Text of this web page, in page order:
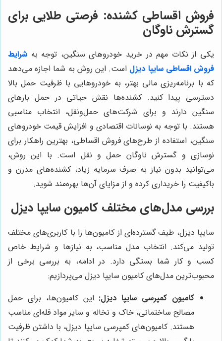
فروش اقساطی کشنده: فرصتی طلایی برای
گسترش ناوگان
یکی از نکات مهم در خرید خودروهای سنگین، توجه به شرایط
فروش اقساطی سایپا دیزل است. این روش به شما اجازه می‌دهد
که با برنامه‌ریزی مالی بهتر، به خودروهایی با ظرفیت حمل بالا
دسترسی پیدا کنید. کشنده‌ها نقش حیاتی در حمل بارهای
سنگین دارند و برای شرکت‌های حمل‌ونقل، انتخاب مناسبی
هستند. با توجه به نوسانات اقتصادی و افزایش قیمت خودروهای
سنگین، استفاده از طرح‌های فروش اقساطی، بهترین راهکار برای
نوسازی و گسترش ناوگان حمل و نقل است. با این روش،
می‌توانید بدون نیاز به صرف سرمایه زیاد، کشنده‌های مدرن و
باکیفیت را خریداری کرده و از مزایای آن‌ها بهره‌مند شوید.
بررسی مدل‌های مختلف کامیون سایپا دیزل
سایپا دیزل، طیف گسترده‌ای از کامیون‌ها را با کاربری‌های مختلف
تولید می‌کند. انتخاب مدل مناسب، به نیازها و شرایط خاص
کسب و کار شما بستگی دارد. در ادامه، به بررسی برخی از
محبوب‌ترین مدل‌های کامیون سایپا دیزل می‌پردازیم:
کامیون کمپرسی سایپا دیزل: این کامیون‌ها، برای حمل
مصالح ساختمانی، خاک و نخاله و سایر مواد فله‌ای مناسب
هستند. کامیون‌های کمپرسی سایپا دیزل، با داشتن ظرفیت